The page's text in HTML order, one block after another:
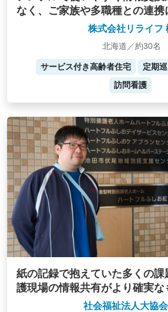
なく、ご家族や多職種との連携
株式会社リライフ
北海道／約30名
サービス付き高齢者住宅 定期
訪問看護
紙の記録で抱えていた多くの
護現場の情報共有がより確実な
社会福祉法人大協